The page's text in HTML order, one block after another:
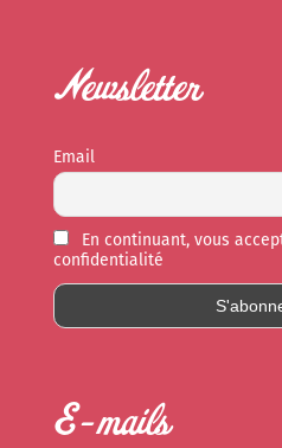
Newsletter
Email
En continuant, vous
confidentialité
E-mails